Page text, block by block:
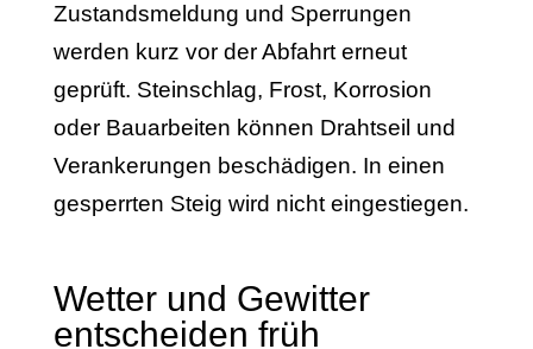
Zustandsmeldung und Sperrungen
werden kurz vor der Abfahrt erneut
geprüft. Steinschlag, Frost, Korrosion
oder Bauarbeiten können Drahtseil und
Verankerungen beschädigen. In einen
gesperrten Steig wird nicht eingestiegen.
Wetter und Gewitter
entscheiden früh